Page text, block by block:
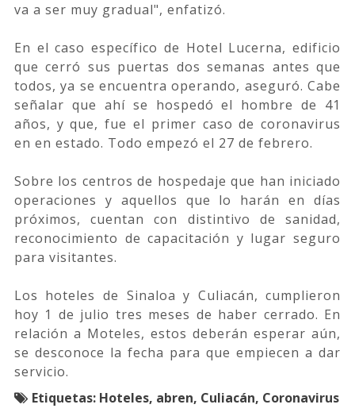
va a ser muy gradual", enfatizó.
En el caso específico de Hotel Lucerna, edificio
que cerró sus puertas dos semanas antes que
todos, ya se encuentra operando, aseguró. Cabe
señalar que ahí se hospedó el hombre de 41
años, y que, fue el primer caso de coronavirus
en en estado. Todo empezó el 27 de febrero.
Sobre los centros de hospedaje que han iniciado
operaciones y aquellos que lo harán en días
próximos, cuentan con distintivo de sanidad,
reconocimiento de capacitación y lugar seguro
para visitantes.
Los hoteles de Sinaloa y Culiacán, cumplieron
hoy 1 de julio tres meses de haber cerrado. En
relación a Moteles, estos deberán esperar aún,
se desconoce la fecha para que empiecen a dar
servicio.
Etiquetas: Hoteles, abren, Culiacán, Coronavirus